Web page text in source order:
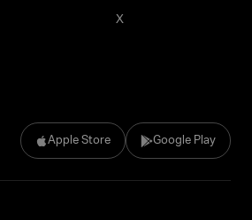
Apple Store Google Play
X